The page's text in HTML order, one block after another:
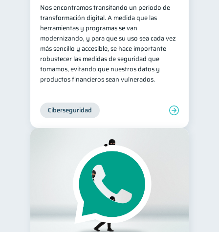
Nos encontramos transitando un periodo de
transformación digital. A medida que las
herramientas y programas se van
modernizando, y para que su uso sea cada vez
más sencillo y accesible, se hace importante
robustecer las medidas de seguridad que
tomamos, evitando que nuestros datos y
productos financieros sean vulnerados.
Ciberseguridad